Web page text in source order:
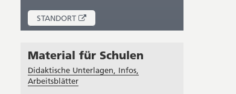
STANDORT
ÖFFNET
IN
FENSTER
Material für Schulen
Didaktische Unterlagen, Infos,
Arbeitsblätter